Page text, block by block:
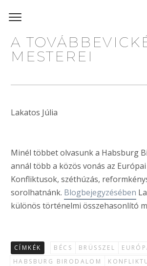
A
MESTEREI
Lakatos Júlia
Minél többet olvasunk a Habsburg
annál több a közös vonás az
Konfliktusok, széthúzás,
sorolhatnánk. Blogbejegyzésében
különös történelmi összehasonlító
CÍMKÉK BÉCS BRÜSSZEL
HABSBURG BIRODALOM